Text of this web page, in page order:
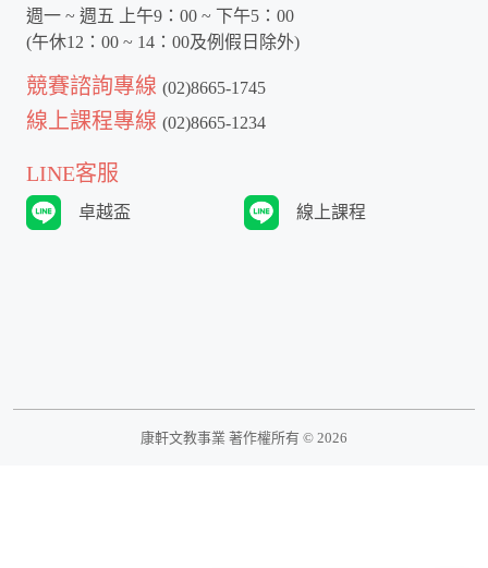
週一 ~ 週五 上午9：00 ~ 下午5：00
(午休12：00 ~ 14：00及例假日除外)
競賽諮詢專線 (02)8665-1745
線上課程專線 (02)8665-1234
LINE客服
卓越盃 線上課程
康軒文教事業 著作權所有 © 2026